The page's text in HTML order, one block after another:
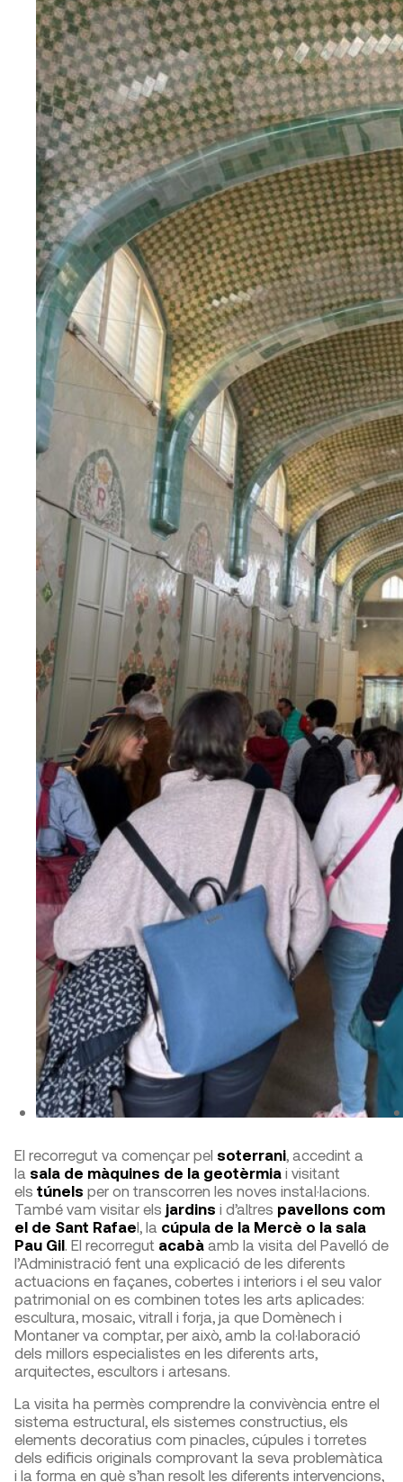
El recorregut va començar pel soterrani , accedint a
la sala de màquines de la geotèrmia i visitant
els túnels per on transcorren les noves instal·lacions.
També vam visitar els jardins i d’altres pavellons com
el de Sant Rafael, la cúpula de la Mercè o la sala
Pau Gil . El recorregut acabà amb la visita del Pavelló de
l’Administració fent una explicació de les diferents
actuacions en façanes, cobertes i interiors i el seu valor
patrimonial on es combinen totes les arts aplicades:
escultura, mosaic, vitrall i forja, ja que Domènech i
Montaner va comptar, per això, amb la col·laboració
dels millors especialistes en les diferents arts,
arquitectes, escultors i artesans.
La visita ha permès comprendre la convivència entre el
sistema estructural, els sistemes constructius, els
elements decoratius com pinacles, cúpules i torretes
dels edificis originals comprovant la seva problemàtica
i la forma en què s’han resolt les diferents intervencions,